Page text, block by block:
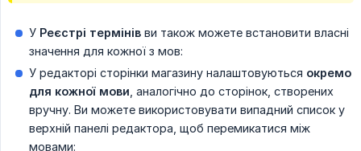
У Реєстрі термінів ви також можете встановити власні
значення для кожної з мов:
У редакторі сторінки магазину налаштовуються окремо
для кожної мови , аналогічно до сторінок, створених
вручну. Ви можете використовувати випадний список у
верхній панелі редактора, щоб перемикатися між
мовами: